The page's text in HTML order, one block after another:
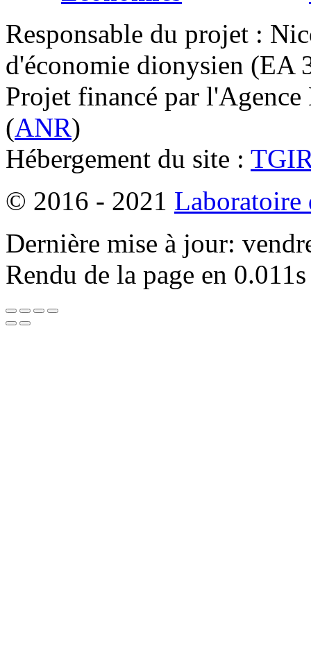
Responsable du projet :
d'économie dionysien
Projet financé par l'Agence
(ANR)
Hébergement du site :
© 2016 - 2021 Laboratoire
Dernière mise à jour:
Rendu de la page en 0.011s